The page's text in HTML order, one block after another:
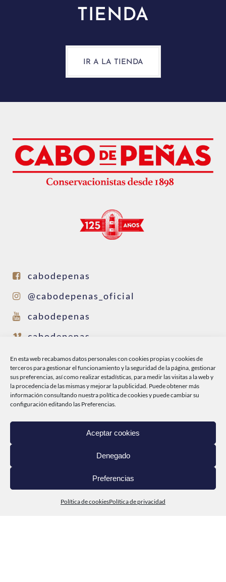
En esta web recabamos datos personales con cookies propias y cookies de
terceros para gestionar el funcionamiento y la seguridad de la página, gestionar
sus preferencias, así como realizar estadísticas, para medir las visitas a la web y
la procedencia de las mismas y mejorar la publicidad. Puede obtener más
información consultando nuestrapolítica de cookiesy puede cambiar su
configuración editando las Preferencias.
Aceptar cookies
Denegado
Preferencias
Política de cookiesPolítica de privacidad
TIENDA
IR A LA TIENDA
cabodepenas
@cabodepenas_oficial
cabodepenas
cabodepenas
@conservascabodepenas
INICIO